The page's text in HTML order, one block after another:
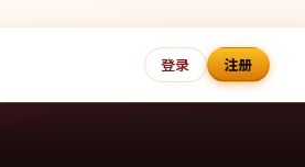
登录 注册